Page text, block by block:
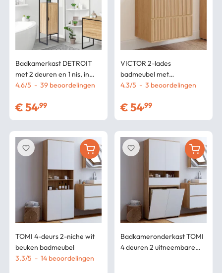
Badkamerkast DETROIT
met 2 deuren en 1 nis, in
industriële stijl
4.6/5 - 39 beoordelingen
€54,99
TOMI 4-deurs 2-niche wit
beuken badmeubel
3.3/5 - 14 beoordelingen
favorite_border
VICTOR 2-lades
badmeubel met
latteneffect
4.3/5 - 3 beoordelingen
€54,99
Badkameronderkast TOMI
4 deuren 2 uitneembare
favorite_border